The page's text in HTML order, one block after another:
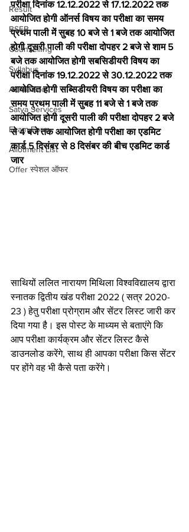
Result
BSEB
Counselling
Syllabus
Admission
Satya Services
Exam Form
Allotment List
Offer स्पेशल ऑफर
परीक्षा दिनांक 12.12.2022 से 17.12.2022 तक
आयोजित होगी ऑनर्स विषय का परीक्षा का समय
प्रथम पाली में सुबह 10 बजे से 1 बजे तक आयोजित
होगी दूसरी पाली की परीक्षा दोपहर 2 बजे से शाम 5
बजे तक आयोजित होगी सबसिडीयरी विषय का
परीक्षा दिनांक 19.12.2022 से 30.12.2022 तक
आयोजित होगी सब्सिडीयरी विषय का परीक्षा का
समय प्रथम पाली में सुबह 11 बजे से 1 बजे तक
आयोजित होगी दूसरी पाली की परीक्षा दोपहर 2 बजे
से 4 बजे तक आयोजित होगी परीक्षा का एडमिट
कार्ड 5 दिसंबर से 8 दिसंबर की बीच एडमिट कार्ड
जार
साथियों ललित नारायण मिथिला विश्वविद्यालय द्वारा
स्नातक द्वितीय खंड परीक्षा 2022 ( सत्र 2020-
23 ) हेतु परीक्षा प्रोग्राम और सेंटर लिस्ट जारी कर
दिया गया है। इस पोस्ट के माध्यम से बताएंगे कि
आप परीक्षा कार्यक्रम और सेंटर लिस्ट कैसे
डाउनलोड करेंगे, साथ ही आपका परीक्षा किस सेंटर
पर होंगे वह भी कैसे पता करेंगे।